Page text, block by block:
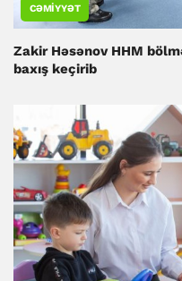
CƏMIYYƏT
Zakir Həsənov HHM
baxış keçirib